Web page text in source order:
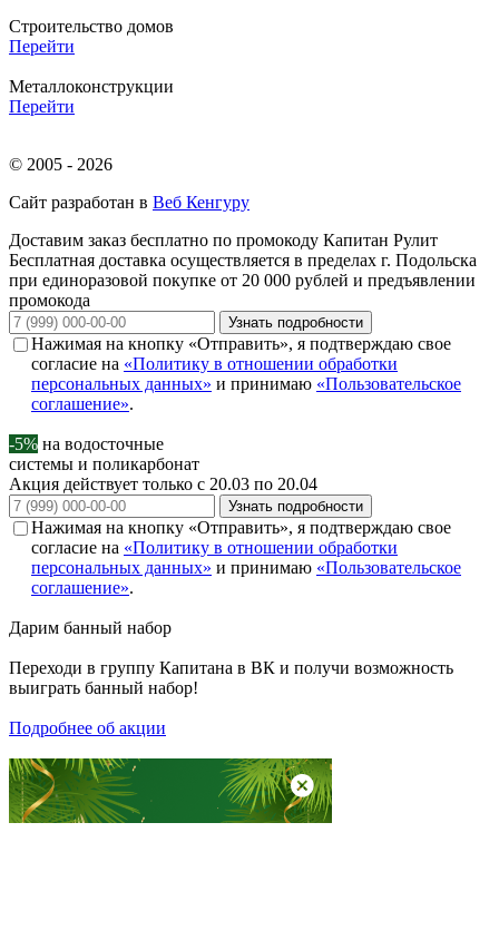
Строительство домов
Перейти
Металлоконструкции
Перейти
© 2005 - 2026
Сайт разработан в Веб Кенгуру
Доставим заказ бесплатно по промокоду Капитан Рулит
Бесплатная доставка осуществляется в пределах г. Подольска
при единоразовой покупке от 20 000 рублей и предъявлении
промокода
Узнать подробности
Нажимая на кнопку «Отправить», я подтверждаю свое
согласие на «Политику в отношении обработки
персональных данных» и принимаю «Пользовательское
соглашение».
-5% на водосточные
системы и поликарбонат
Акция действует только с 20.03 по 20.04
Узнать подробности
Нажимая на кнопку «Отправить», я подтверждаю свое
согласие на «Политику в отношении обработки
персональных данных» и принимаю «Пользовательское
соглашение».
Дарим банный набор
Переходи в группу Капитана в ВК и получи возможность
выиграть банный набор!
Подробнее об акции